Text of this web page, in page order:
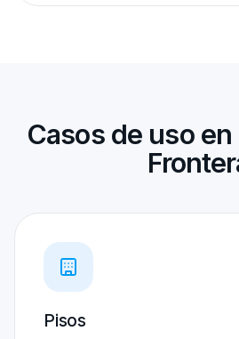
Casos de uso
Pisos